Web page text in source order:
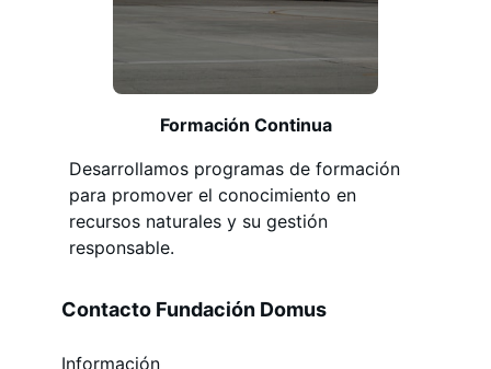
Formación Continua
Desarrollamos programas de formación
para promover el conocimiento en
recursos naturales y su gestión
responsable.
Contacto Fundación Domus
Información